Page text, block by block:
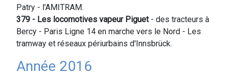
Patry - l'AMITRAM.
379 - Les locomotives vapeur Piguet- des tracteurs à
Bercy - Paris Ligne 14 en marche vers le Nord - Les
tramway et réseaux périurbains d'Innsbrück.
Année 2016